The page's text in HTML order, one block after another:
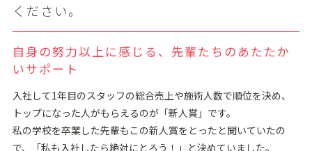
ください。
⾃⾝の努⼒以上に感じる、先輩たちのあたたか
いサポート
⼊社して1年⽬のスタッフの総合売上や施術⼈数で順位を決め、
トップになった⼈がもらえるのが「新⼈賞」です。
私の学校を卒業した先輩もこの新⼈賞をとったと聞いていたの
で、「私も⼊社したら絶対にとろう！」と決めていました。